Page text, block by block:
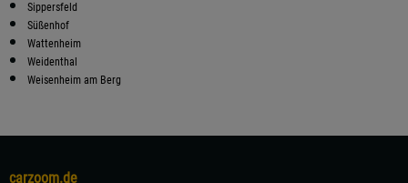
Sippersfeld
Süßenhof
Wattenheim
Weidenthal
Weisenheim am Berg
carzoom.de